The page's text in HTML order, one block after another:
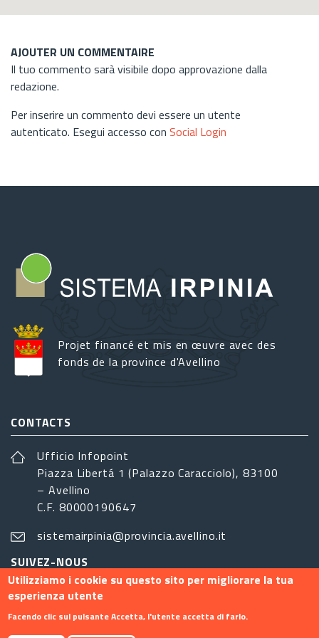
AJOUTER UN COMMENTAIRE
Il tuo commento sarà visibile dopo approvazione dalla
redazione.
Per inserire un commento devi essere un utente
autenticato. Esegui accesso con Social Login
Projet financé et mis en œuvre avec des
fonds de la province d'Avellino
CONTACTS
Ufficio Infopoint
Piazza Libertá 1 (Palazzo Caracciolo), 83100
– Avellino
C.F. 80000190647
sistemairpinia@provincia.avellino.it
SUIVEZ-NOUS
Utilizziamo i cookie su questo sito per migliorare la tua
esperienza utente
Facendo clic sul pulsante Accetta, l'utente accetta di farlo.